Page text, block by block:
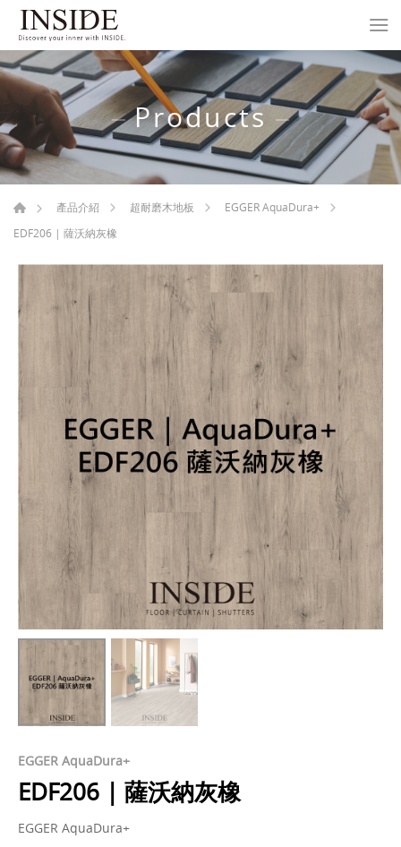
Products
產品介紹 超耐磨木地板
EGGER AquaDura+
EDF206 | 薩沃納灰橡
EGGER AquaDura+
EDF206 | 薩沃納灰橡
EGGER AquaDura+